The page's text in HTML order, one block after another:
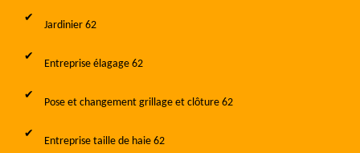
Jardinier 62
Entreprise élagage 62
Pose et changement grillage et clôture 62
Entreprise taille de haie 62